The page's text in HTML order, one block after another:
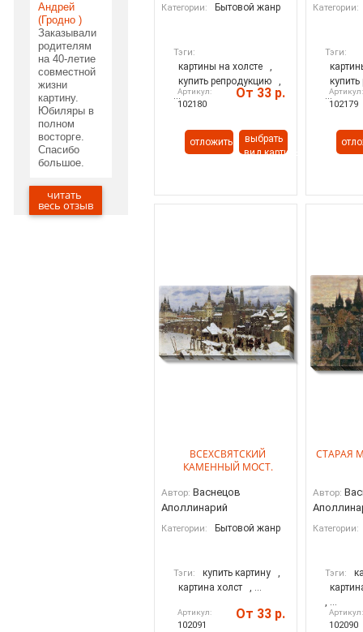
Андрей
(Гродно )
Заказывали
родителям
на 40-летие
совместной
жизни
картину.
Юбиляры в
полном
восторге.
Спасибо
большое.
20.05.2020
читать
весь отзыв
Категории: Бытовой жанр
Тэги:
картины на холсте
,
купить репродукцию
,
...Артикул:
102180
От 33 р.
отложить
выбрать
вид картины
Категории:
Тэги:
...Артикул:
102179
ВСЕХСВЯТСКИЙ
КАМЕННЫЙ МОСТ.
Автор: Васнецов
Аполлинарий
Категории: Бытовой жанр
Тэги: купить картину
,
картина холст
, ...
Артикул:
102091
От 33 р.
СТАРАЯ
Автор:
Категории:
Тэги:
, ...
Артикул:
102090